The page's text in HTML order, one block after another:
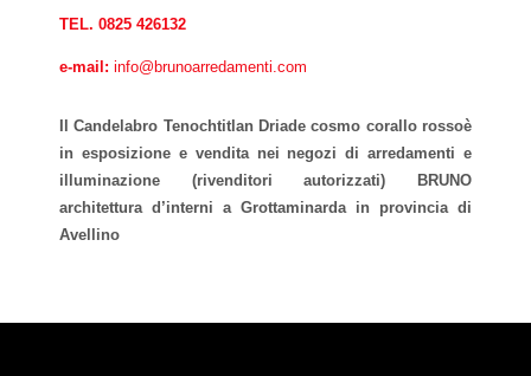
TEL. 0825 426132
e-mail: info@brunoarredamenti.com
Il Candelabro Tenochtitlan Driade cosmo corallo rossoè
in esposizione e vendita nei negozi di arredamenti e
illuminazione (rivenditori autorizzati) BRUNO
architettura d’interni a Grottaminarda in provincia di
Avellino